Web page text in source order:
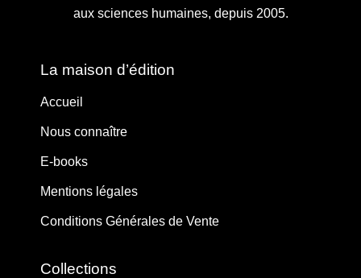
aux sciences humaines, depuis 2005.
La maison d’édition
Accueil
Nous connaître
E-books
Mentions légales
Conditions Générales de Vente
Collections